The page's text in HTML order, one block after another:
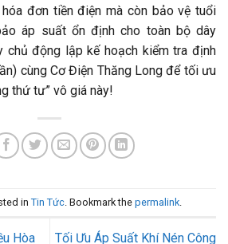
đơn tiền điện mà còn bảo vệ tuổi
áp suất ổn định cho toàn bộ dây
chủ động lập kế hoạch kiểm tra định
cùng Cơ Điện Thăng Long để tối ưu
thứ tư” vô giá này!
in Tin Tức . Bookmark the permalink
Hòa
Tối Ưu Áp Suất Khí Nén Công